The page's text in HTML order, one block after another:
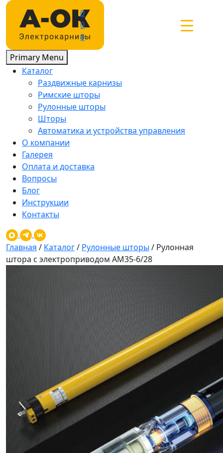
Skip
content
0
0
0
Primary Menu
Каталог
Раздвижные карнизы
Римские шторы
Рулонные шторы
Шторы
Автоматика и устройства управления
О компании
Галерея
Оплата и доставка
Вопросы
Блог
Инструкции
Контакты
Главная / Каталог/ Рулонные шторы / Рулонная
штора с электроприводом AM35-6/28